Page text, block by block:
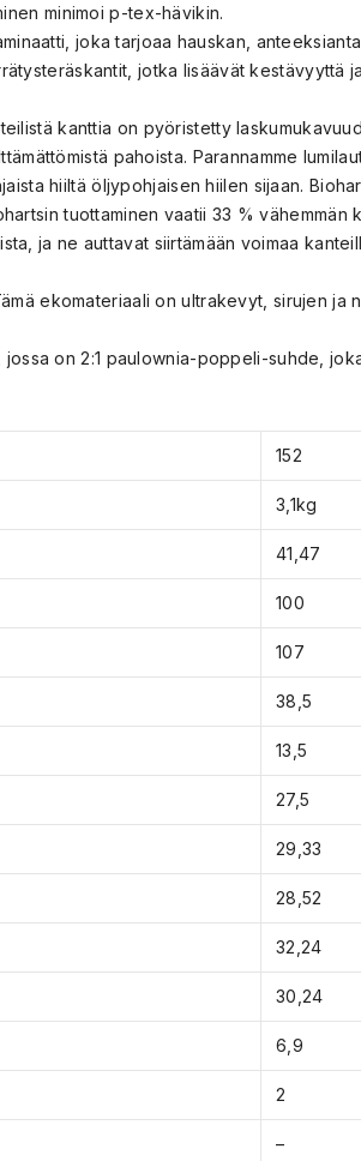
minimoi p-tex-hävikin.
joka tarjoaa hauskan,
jotka lisäävät kestävyyttä
kanttia on pyöristetty
pahoista. Parannamme
hiiltä öljypohjaisen hiilen sijaan.
tuottaminen vaatii 33 %
ja ne auttavat siirtämään voimaa
ekomateriaali on ultrakevyt, sirujen ja
on 2:1 paulownia-poppeli-suhde,
152
3,1kg
41,47
100
107
38,5
13,5
27,5
29,33
28,52
32,24
30,24
6,9
2
–